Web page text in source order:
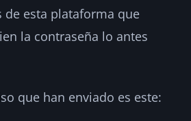
esta plataforma que
la contraseña lo antes
que han enviado es este: